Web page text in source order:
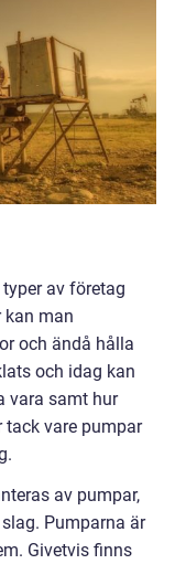
av företag
kan man
och ändå hålla
och idag kan
vara samt hur
tack vare pumpar
av pumpar,
Pumparna är
Givetvis finns